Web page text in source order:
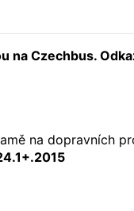
na Czechbus.
na dopravních